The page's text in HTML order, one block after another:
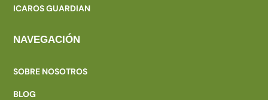
ICAROS GUARDIAN
NAVEGACIÓN
SOBRE NOSOTROS
BLOG